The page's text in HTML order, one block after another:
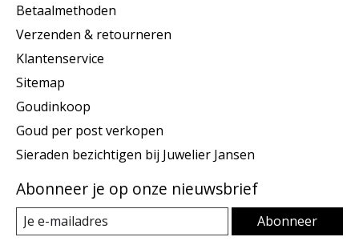
Betaalmethoden
Verzenden & retourneren
Klantenservice
Sitemap
Goudinkoop
Goud per post verkopen
Sieraden bezichtigen bij Juwelier Jansen
Abonneer je op onze nieuwsbrief
Abonneer